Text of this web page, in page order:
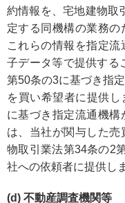
約情報を、宅地建物取
定する同機構の業務の
これらの情報を指定
子データ等で提供する
第50条の3に基づき指
を買い希望者に提供
に基づき指定流通機
は、当社が関与した
物取引業法第34条の2
社への依頼者に提供し
(d) 不動産調査機関等